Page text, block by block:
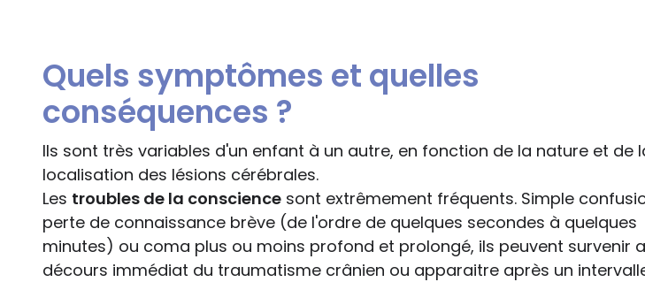
Quels symptômes et quelles
conséquences ?
Ils sont très variables d'un enfant à un autre, en fonction de la nature et de
localisation des lésions cérébrales.
Les troubles de la conscience sont extrêmement fréquents. Simple
perte de connaissance brève (de l'ordre de quelques secondes à quelques
minutes) ou coma plus ou moins profond et prolongé, ils peuvent survenir
décours immédiat du traumatisme crânien ou apparaitre après un